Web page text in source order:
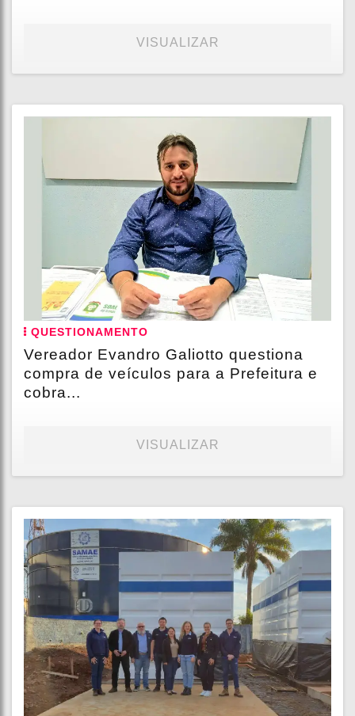
VISUALIZAR
QUESTIONAMENTO
Vereador Evandro Galiotto questiona
compra de veículos para a Prefeitura e
cobra...
VISUALIZAR